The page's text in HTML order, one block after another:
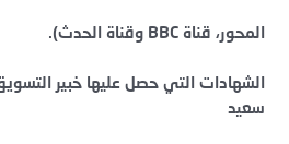
المحور، قناة BBC وقناة الحدث).
الشهادات التي حصل عليها خبير
سعيد